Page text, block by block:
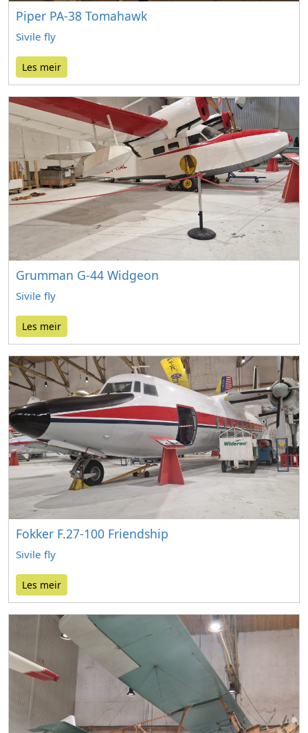
Piper PA-38 Tomahawk
Sivile fly
Les meir
Grumman G-44 Widgeon
Sivile fly
Les meir
Fokker F.27-100 Friendship
Sivile fly
Les meir